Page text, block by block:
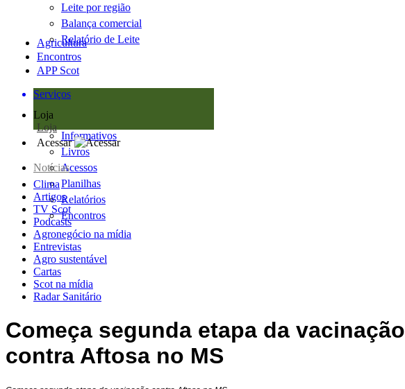
Leite por região
Balança comercial
Relatório de Leite
Agricultura
Encontros
APP Scot
Serviços
Loja
Loja
Informativos
Livros
Acessos
Planilhas
Relatórios
Encontros
Acessar
Notícias
Clima
Artigos
TV Scot
Podcasts
Agronegócio na mídia
Entrevistas
Agro sustentável
Cartas
Scot na mídia
Radar Sanitário
Começa segunda etapa da vacinação
contra Aftosa no MS